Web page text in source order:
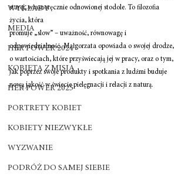
WYKŁADY
MEDIA
HER POWER 2024
KOBIETA Z MISJĄ
HER POWER 2025
PORTRETY KOBIET
KOBIETY NIEZWYKŁE
WYZWANIE
PODRÓŻ DO SAMEJ SIEBIE
starej, własnoręcznie odnowionej stodole. To filozofia
życia, która
promuje „slow” – uważność, równowagę i
odpowiedzialność. Małgorzata opowiada o swojej drodze,
o wartościach, które przyświecają jej w pracy, oraz o tym,
jak poprzez swoje produkty i spotkania z ludźmi buduje
nową jakość w świecie pielęgnacji i relacji z naturą.